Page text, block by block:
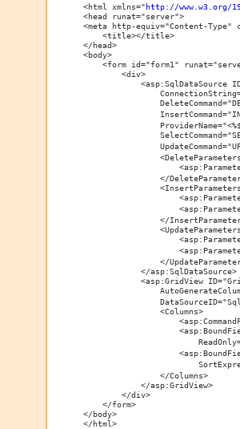
<html xmlns="http://www.w3.org/
<head runat="server">
<meta http-equiv="Content-
    <title></title>
</head>
<body>
<form id="form1"
        <div>
<asp:SqlDataSource
</
</
</
            </asp:SqlDataSource>
<asp:GridView
                <Columns>
                </Columns>
            </asp:GridView>
        </div>
    </form>
</body>
</html>